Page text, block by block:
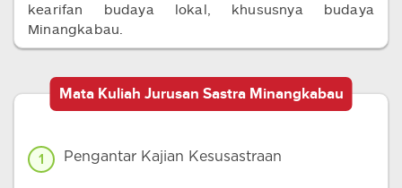
kearifan budaya lokal, khususnya budaya
Minangkabau.
Mata Kuliah Jurusan Sastra Minangkabau
1 Pengantar Kajian Kesusastraan